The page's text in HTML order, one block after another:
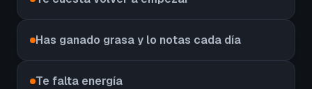
Has ganado grasa y lo notas cada día
Te falta energía